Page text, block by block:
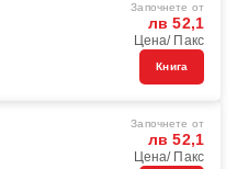
Започнете от
лв 52,1
Цена/ Пакс
Книга
Започнете от
лв 52,1
Цена/ Пакс